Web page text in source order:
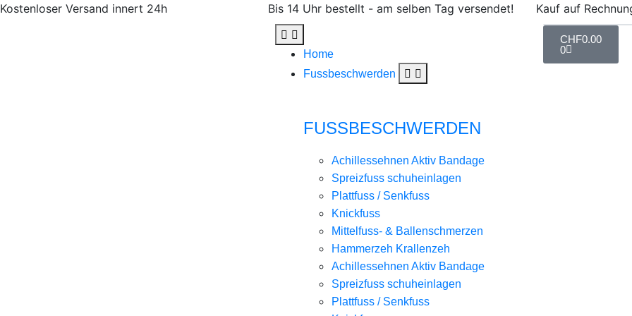
Kostenloser Versand innert 24h Bis 14 Uhr bestellt - am selben Tag versendet! Kauf auf
Home
Fussbeschwerden
FUSSBESCHWERDEN
Achillessehnen Aktiv Bandage
Spreizfuss schuheinlagen
Plattfuss / Senkfuss
Knickfuss
Mittelfuss- & Ballenschmerzen
Hammerzeh Krallenzeh
Achillessehnen Aktiv Bandage
Spreizfuss schuheinlagen
Plattfuss / Senkfuss
CHF0.00
0